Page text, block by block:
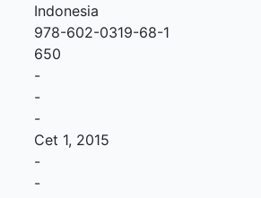
Indonesia
978-602-0319-68-1
650
-
-
-
Cet 1, 2015
-
-